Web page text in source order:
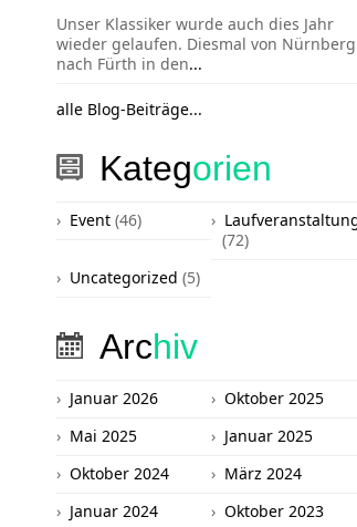
Unser Klassiker wurde auch dies Jahr
wieder gelaufen. Diesmal von Nürnberg
nach Fürth in den...
alle Blog-Beiträge...
Kategorien
Event (46)
(72)
Uncategorized (5)
Archiv
Januar 2026
Oktober 2025
Mai 2025
Januar 2025
Oktober 2024
März 2024
Januar 2024
Oktober 2023